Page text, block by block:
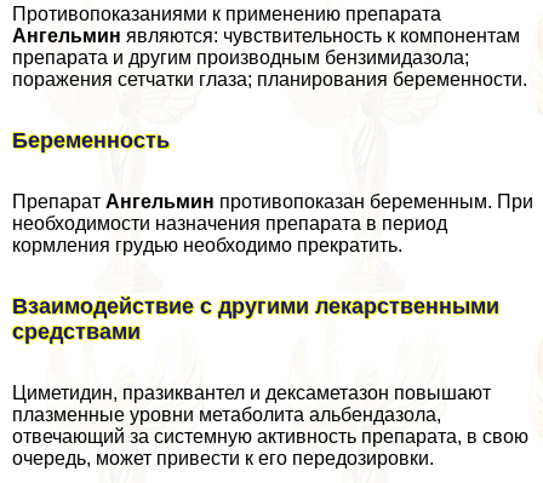
Противопоказаниями к применению препарата
Ангельмин являются: чувствительность к компонентам
препарата и другим производным бензимидазола;
поражения сетчатки глаза; планирования беременности.
Беременность
Препарат Ангельмин противопоказан беременным. При
необходимости назначения препарата в период
кормления гpyдью необходимо прекратить.
Взаимодействие с другими лекарственными
средствами
Циметидин, празиквантел и дексаметазон повышают
плазменные уровни метаболита альбендазола,
отвечающий за системную активность препарата, в свою
очередь, может привести к его передозировки.